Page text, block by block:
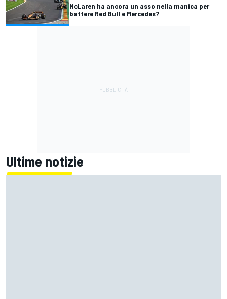
McLaren ha ancora un asso nella manica per
battere Red Bull e Mercedes?
Ultime notizie